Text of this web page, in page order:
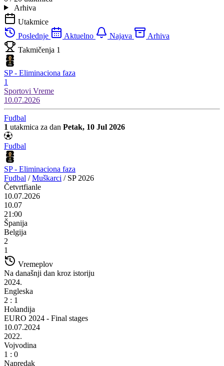
Arhiva
Utakmice
Poslednje
Aktuelno Najava
Arhiva
Takmičenja 1
SP - Eliminaciona faza
1
Sportovi Vreme
10.07.2026
Fudbal
1 utakmica za dan Petak, 10 Jul 2026
Fudbal
SP - Eliminaciona faza
Fudbal / Muškarci / SP 2026
Četvrtfianle
10.07.2026
10.07
21:00
Španija
Belgija
2
1
Vremeplov
Na današnji dan kroz istoriju
2024.
Engleska
2 : 1
Holandija
EURO 2024 - Final stages
10.07.2024
2022.
Vojvodina
1 : 0
Napredak